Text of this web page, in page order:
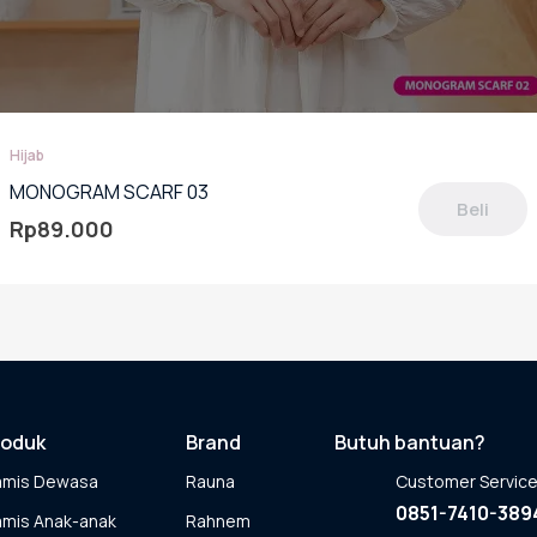
Hijab
MONOGRAM SCARF 03
Rp89.000
Beli
Dewasa
Anak-anak
Brand
Rauna
Rahnem
Butuh bantuan?
Customer
0851-7410-